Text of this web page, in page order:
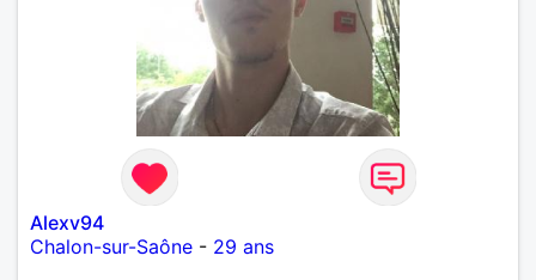
Alexv94
Chalon-sur-Saône - 29 ans